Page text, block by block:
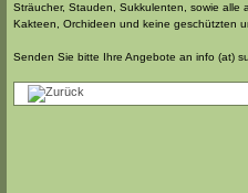
Sträucher, Stauden, Sukkulenten, sowie
Kakteen, Orchideen und keine geschützten
Senden Sie bitte Ihre Angebote an info (at)